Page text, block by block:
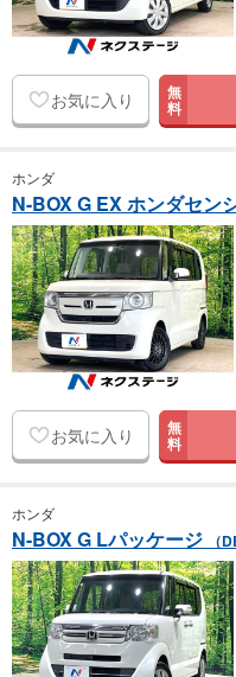
お気に入り 無
料
ホンダ
N-BOX G EX ホンダセン
お気に入り 無
料
ホンダ
N-BOX G Lパッケージ （